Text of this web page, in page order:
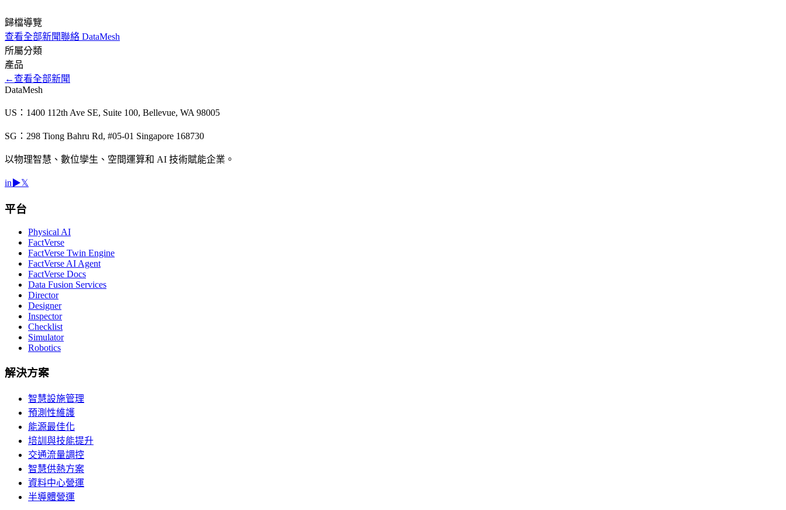
歸檔導覽
查看全部新聞聯絡 DataMesh
所屬分類
產品
← 查看全部新聞
DataMesh
US：1400 112th Ave SE, Suite 100, Bellevue, WA 98005
SG：298 Tiong Bahru Rd, #05-01 Singapore 168730
以物理智慧、數位孿生、空間運算和 AI 技術賦能企業。
in ▶𝕏
平台
Physical AI
FactVerse
FactVerse Twin Engine
FactVerse AI Agent
FactVerse Docs
Data Fusion Services
Director
Designer
Inspector
Checklist
Simulator
Robotics
解決方案
智慧設施管理
預測性維護
能源最佳化
培訓與技能提升
交通流量調控
智慧供熱方案
資料中心營運
半導體營運